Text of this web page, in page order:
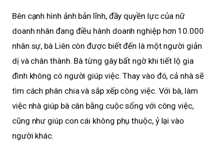
Bên cạnh hình ảnh bản lĩnh, đầy quyền lực của nữ
doanh nhân đang điều hành doanh nghiệp hơn 10.000
nhân sự, bà Liên còn được biết đến là một người giản
dị và chân thành. Bà từng gây bất ngờ khi tiết lộ gia
đình không có người giúp việc. Thay vào đó, cả nhà sẽ
tìm cách phân chia và sắp xếp công việc. Với bà, làm
việc nhà giúp bà cân bằng cuộc sống với công việc,
cũng như giúp con cái không phụ thuộc, ỷ lại vào
người khác.